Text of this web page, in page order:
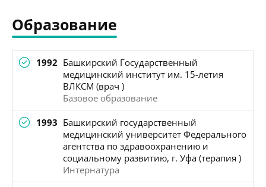
Образование
1992 Башкирский Государственный
медицинский институт им. 15-летия
ВЛКСМ (врач )
Базовое образование
1993 Башкирский государственный
медицинский университет Федерального
агентства по здравоохранению и
социальному развитию, г. Уфа (терапия )
Интернатура